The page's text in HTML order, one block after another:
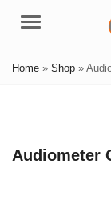
Menu
Home » Shop »
Audiometer